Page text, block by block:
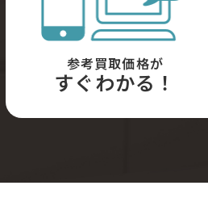
参考買取価格が
すぐわかる！